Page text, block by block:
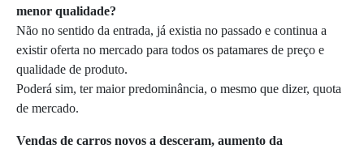
menor qualidade?
Não no sentido da entrada, já existia no passado e continua a
existir oferta no mercado para todos os patamares de preço e
qualidade de produto.
Poderá sim, ter maior predominância, o mesmo que dizer, quota
de mercado.
Vendas de carros novos a desceram, aumento da